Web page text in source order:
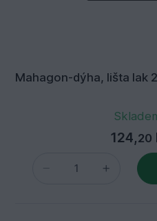
Mahagon-dýha, lišta lak
124,20